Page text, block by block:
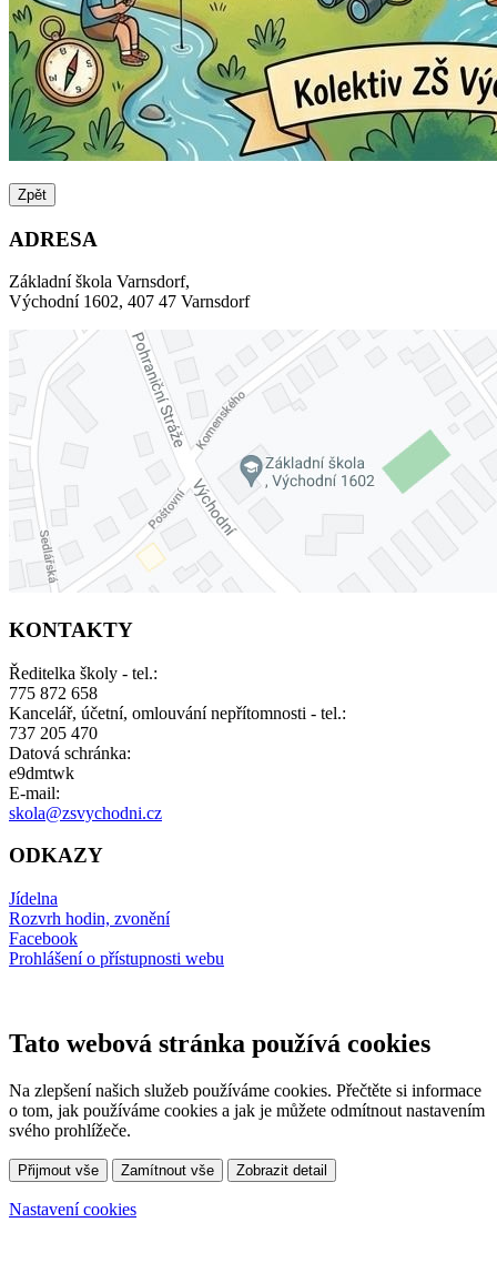
Zpět
ADRESA
Základní škola Varnsdorf,
Východní 1602, 407 47 Varnsdorf
KONTAKTY
Ředitelka školy - tel.:
775 872 658
Kancelář, účetní, omlouvání nepřítomnosti - tel.:
737 205 470
Datová schránka:
e9dmtwk
E-mail:
skola@zsvychodni.cz
ODKAZY
Jídelna
Rozvrh hodin, zvonění
Facebook
Prohlášení o přístupnosti webu
Tato webová stránka používá cookies
Na zlepšení našich služeb používáme cookies. Přečtěte si informace
o tom, jak používáme cookies a jak je můžete odmítnout nastavením
svého prohlížeče.
Přijmout vše Zamítnout vše Zobrazit detail
Nastavení cookies